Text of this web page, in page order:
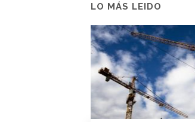
LO MÁS LEIDO